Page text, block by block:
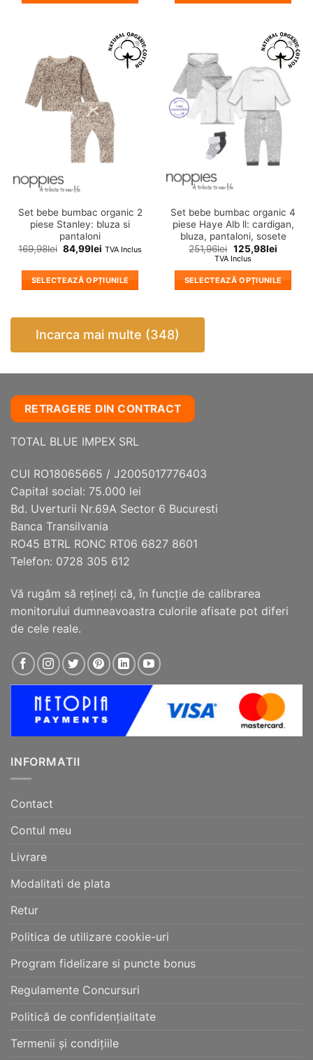
multe
variații.
Opțiunile
pot
fi
alese
în
produsului.
multe
variații.
Opțiunile
pot
fi
alese
produsului.
❤
Set bebe bumbac organic 2
piese Stanley: bluza si
pantaloni
169,98lei 84,99lei TVA Inclus
SELECTEAZĂ OPȚIUNILE
mai
multe
fi
în
produsului.
❤
Adauga
in
wishlist!
Set bebe bumbac organic 4
piese Haye Alb ll: cardigan,
bluza, pantaloni, sosete
251,96lei 125,98lei
TVA Inclus
SELECTEAZĂ OPȚIUNILE
Incarca mai multe (348)
RETRAGERE DIN CONTRACT
TOTAL BLUE IMPEX SRL
CUI RO18065665 / J2005017776403
Capital social: 75.000 lei
Bd. Uverturii Nr.69A Sector 6 Bucuresti
Banca Transilvania
RO45 BTRL RONC RT06 6827 8601
Telefon: 0728 305 612
Vă rugăm să reţineţi că, în funcţie de calibrarea
monitorului dumneavoastra culorile afisate pot diferi
de cele reale.
INFORMATII
Contact
Contul meu
Livrare
Modalitati de plata
Retur
Politica de utilizare cookie-uri
Program fidelizare si puncte bonus
Regulamente Concursuri
Politică de confidențialitate
Termenii și condițiile